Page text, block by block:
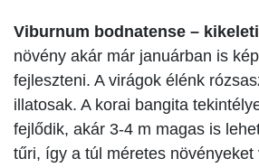
Viburnum bodnatense –
növény akár már januárban is
fejleszteni. A virágok élénk
illatosak. A korai bangita
fejlődik, akár 3-4 m magas is
tűri, így a túl méretes növényeket